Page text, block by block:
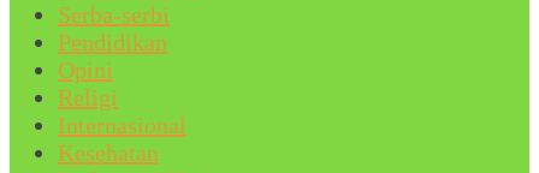
Serba-serbi
Pendidikan
Opini
Religi
Internasional
Kesehatan